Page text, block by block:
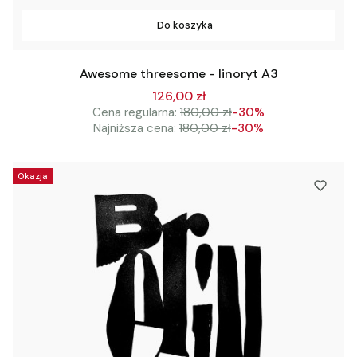
Do koszyka
Awesome threesome - linoryt A3
126,00 zł
Cena regularna: 180,00 zł-30%
Najniższa cena: 180,00 zł-30%
Okazja